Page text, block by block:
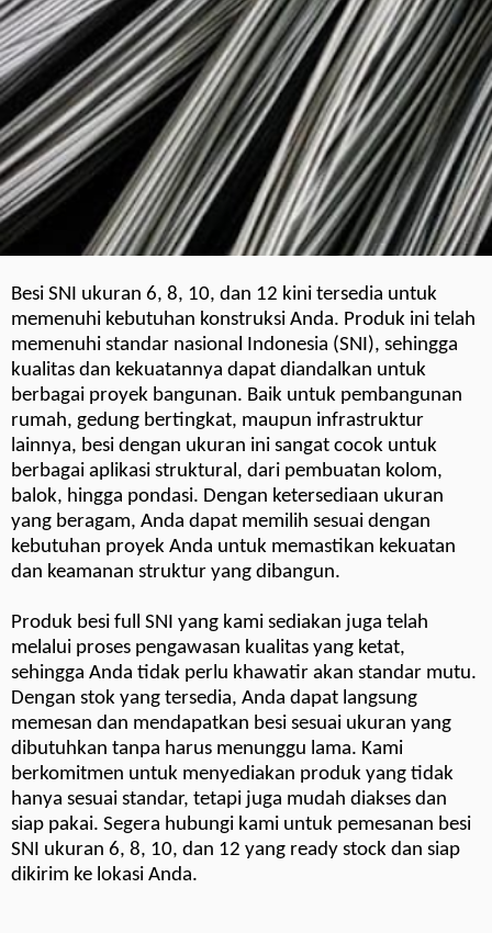
Besi SNI ukuran 6, 8, 10, dan 12 kini tersedia untuk
memenuhi kebutuhan konstruksi Anda. Produk ini telah
memenuhi standar nasional Indonesia (SNI), sehingga
kualitas dan kekuatannya dapat diandalkan untuk
berbagai proyek bangunan. Baik untuk pembangunan
rumah, gedung bertingkat, maupun infrastruktur
lainnya, besi dengan ukuran ini sangat cocok untuk
berbagai aplikasi struktural, dari pembuatan kolom,
balok, hingga pondasi. Dengan ketersediaan ukuran
yang beragam, Anda dapat memilih sesuai dengan
kebutuhan proyek Anda untuk memastikan kekuatan
dan keamanan struktur yang dibangun.
Produk besi full SNI yang kami sediakan juga telah
melalui proses pengawasan kualitas yang ketat,
sehingga Anda tidak perlu khawatir akan standar mutu.
Dengan stok yang tersedia, Anda dapat langsung
memesan dan mendapatkan besi sesuai ukuran yang
dibutuhkan tanpa harus menunggu lama. Kami
berkomitmen untuk menyediakan produk yang tidak
hanya sesuai standar, tetapi juga mudah diakses dan
siap pakai. Segera hubungi kami untuk pemesanan besi
SNI ukuran 6, 8, 10, dan 12 yang ready stock dan siap
dikirim ke lokasi Anda.